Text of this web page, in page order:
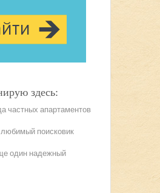
здесь:
частных апартаментов
поисковик
один надежный